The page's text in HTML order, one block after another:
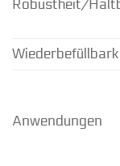
Robustheit/
Anwendungen